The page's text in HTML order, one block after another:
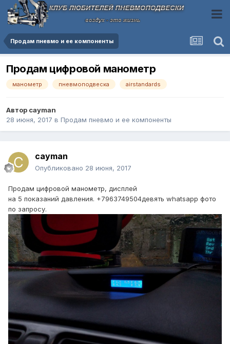
Продам пневмо и ее компоненты
Продам цифровой манометр
манометр пневмоподвеска airstandards
Автор cayman
28 июня, 2017 в Продам пневмо и ее компоненты
cayman
Опубликовано 28 июня, 2017
Продам цифровой манометр, дисплей
на 5 показаний давления. +7963749504девять whatsapp фото
по запросу.